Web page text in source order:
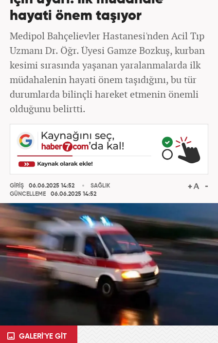
hayati önem taşıyor
Medipol Bahçelievler Hastanesi'nden Acil Tıp
Uzmanı Dr. Öğr. Üyesi Gamze Bozkuş, kurban
kesimi sırasında yaşanan yaralanmalarda ilk
müdahalenin hayati önem taşıdığını, bu tür
durumlarda bilinçli hareket etmenin önemli
olduğunu belirtti.
GİRİŞ
06.06.2025 14:52
GÜNCELLEME
06.06.2025 14:52
SAĞLIK
GALERİ'YE GİT